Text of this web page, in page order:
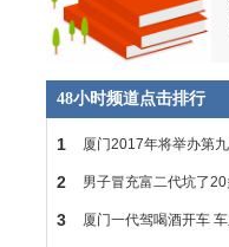
48小时频道点击排行
1 厦门2017年将举办第
会2 男子冒充富二代坑了
3 厦门一代驾喝酒开车